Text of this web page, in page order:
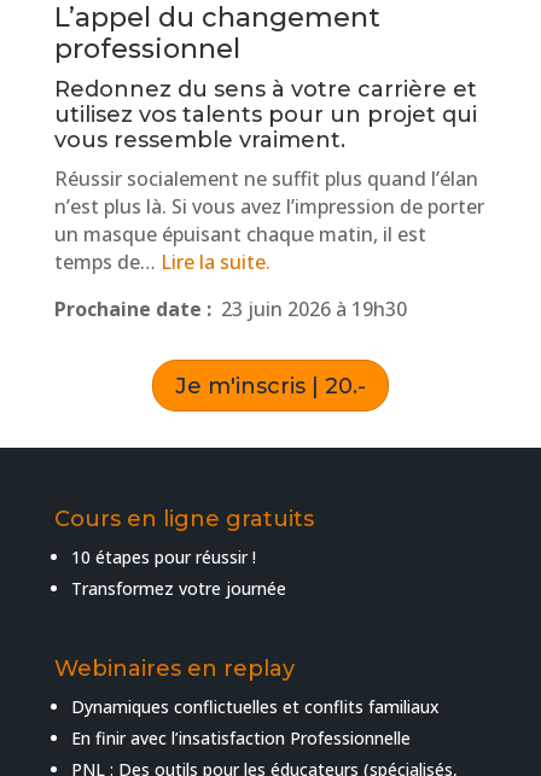
L’appel du changement
professionnel
Redonnez du sens à votre carrière et
utilisez vos talents pour un projet qui
vous ressemble vraiment.
Réussir socialement ne suffit plus quand l’élan
n’est plus là. Si vous avez l’impression de porter
un masque épuisant chaque matin, il est
temps de… Lire la suite.
Prochaine date :23 juin 2026 à 19h30
Je m'inscris | 20.-
Cours en ligne gratuits
10 étapes pour réussir !
Transformez votre journée
Webinaires en replay
Dynamiques conflictuelles et conflits familiaux
En finir avec l’insatisfaction Professionnelle
PNL : Des outils pour les éducateurs (spécialisés,